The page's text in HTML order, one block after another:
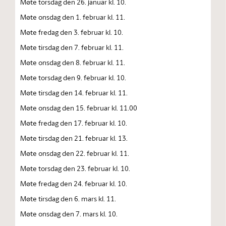
Møte onsdag den 1. februar kl. 11.
Møte fredag den 3. februar kl. 10.
Møte tirsdag den 7. februar kl. 11.
Møte onsdag den 8. februar kl. 11.
Møte torsdag den 9. februar kl. 10.
Møte tirsdag den 14. februar kl. 11.
Møte onsdag den 15. februar kl. 11.00
Møte fredag den 17. februar kl. 10.
Møte tirsdag den 21. februar kl. 13.
Møte onsdag den 22. februar kl. 11.
Møte torsdag den 23. februar kl. 10.
Møte fredag den 24. februar kl. 10.
Møte tirsdag den 6. mars kl. 11.
Møte onsdag den 7. mars kl. 10.